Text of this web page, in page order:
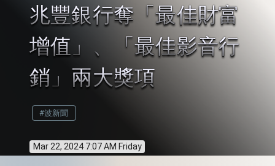
兆豐銀行奪「最佳財富
增值」、「最佳影音行
銷」兩大獎項
#波新聞
Mar 22, 2024 7:07 AM Friday